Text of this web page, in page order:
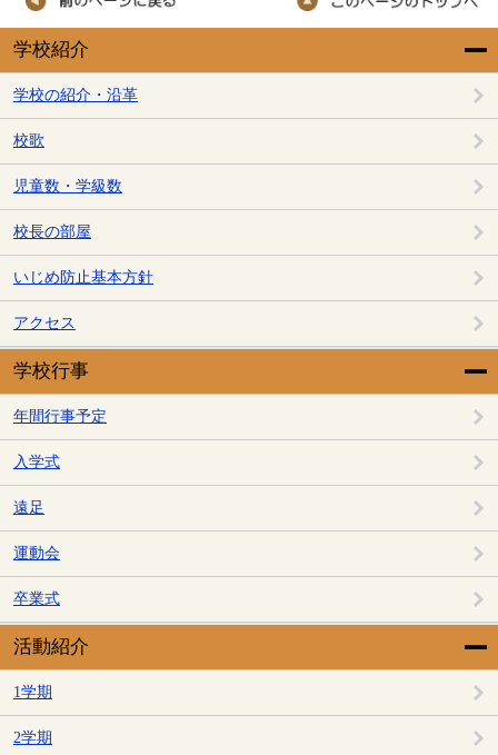
学校紹介
学校の紹介・沿革
校歌
児童数・学級数
校長の部屋
いじめ防止基本方針
アクセス
学校行事
年間行事予定
入学式
遠足
運動会
卒業式
活動紹介
1学期
2学期